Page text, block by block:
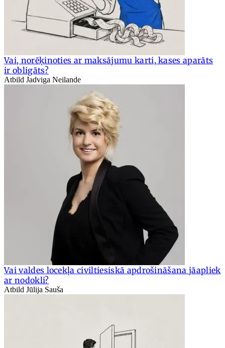
Vai, norēķinoties ar maksājumu karti, kases aparāts
ir obligāts?
Atbild Jadviga Neilande
Vai valdes locekļa civiltiesiskā apdrošināšana jāapliek
ar nodokli?
Atbild Jūlija Sauša